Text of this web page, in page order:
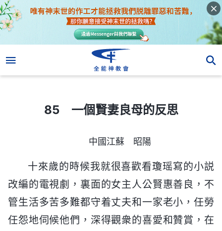
85 一個賢妻良母的反思
中國江蘇 昭陽
十來歲的時候我就很喜歡看瓊瑶寫的小説
改編的電視劇，裏面的女主人公賢惠善良，不
管生活多苦多難都守着丈夫和一家老小，任勞
任怨地伺候他們，深得觀衆的喜愛和贊賞，在